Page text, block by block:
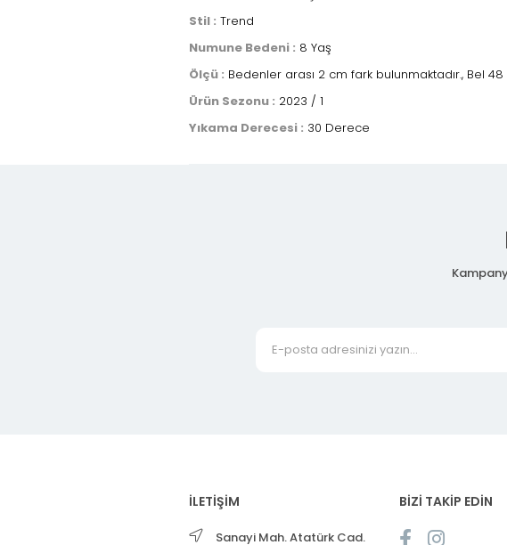
Stil : Trend
Numune Bedeni : 8 Yaş
Ölçü : Bedenler arası 2 cm fark bulunmaktadır., Bel
Ürün Sezonu : 2023 / 1
Yıkama Derecesi : 30 Derece
İLETİŞİM
Sanayi Mah. Atatürk Cad.
BİZİ TAKİP EDİN